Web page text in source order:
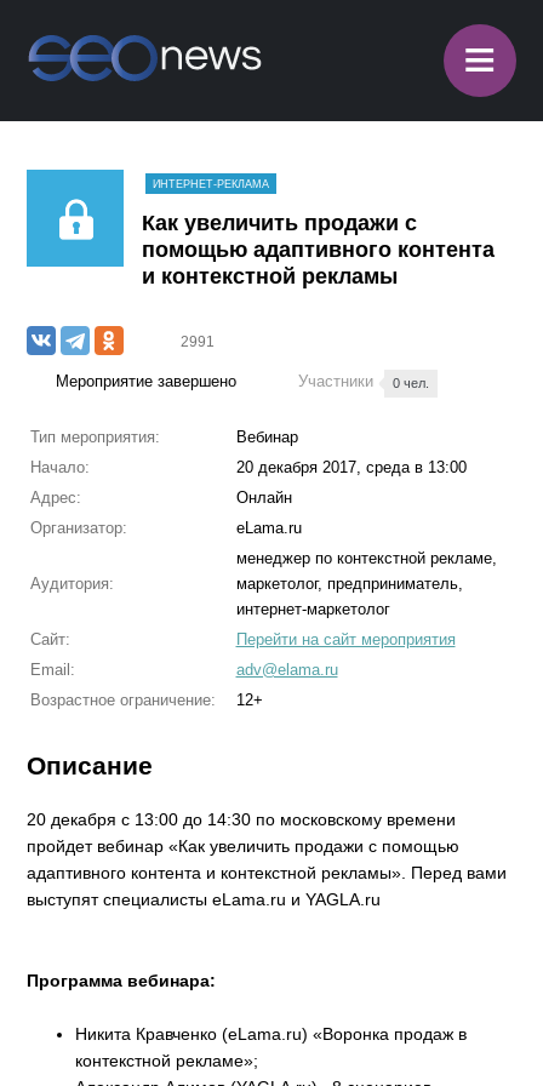
≡
ИНТЕРНЕТ-РЕКЛАМА
Как увеличить продажи с
помощью адаптивного контента
и контекстной рекламы
2991
Мероприятие завершено Участники 0 чел.
Тип мероприятия:
Вебинар
Начало:
20 декабря 2017, среда в 13:00
Адрес:
Онлайн
Организатор:
eLama.ru
Аудитория:
менеджер по контекстной рекламе,
маркетолог, предприниматель,
интернет-маркетолог
Сайт:
Перейти на сайт мероприятия
Email:
adv@elama.ru
Возрастное ограничение:
12+
Описание
20 декабря с 13:00 до 14:30 по московскому времени
пройдет вебинар «Как увеличить продажи с помощью
адаптивного контента и контекстной рекламы». Перед вами
выступят специалисты eLama.ru и YAGLA.ru
Программа вебинара:
Никита Кравченко (eLama.ru) «Воронка продаж в
контекстной рекламе»;